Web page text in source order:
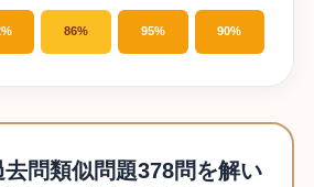
86% 95% 90%
問類似問題378問を解い